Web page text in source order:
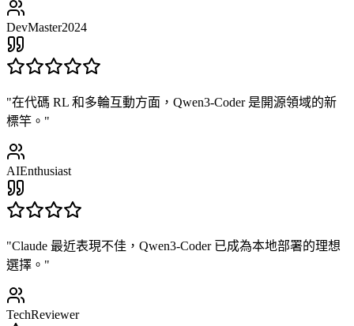
DevMaster2024
"在代碼 RL 和多輪互動方面，Qwen3-Coder 是開源領域的新
標竿。 "
AIEnthusiast
"Claude 最近表現不佳，Qwen3-Coder 已成為本地部署的理想
選擇。 "
TechReviewer